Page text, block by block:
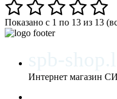
Показано с 1 по 13 из 13
Интернет магазин